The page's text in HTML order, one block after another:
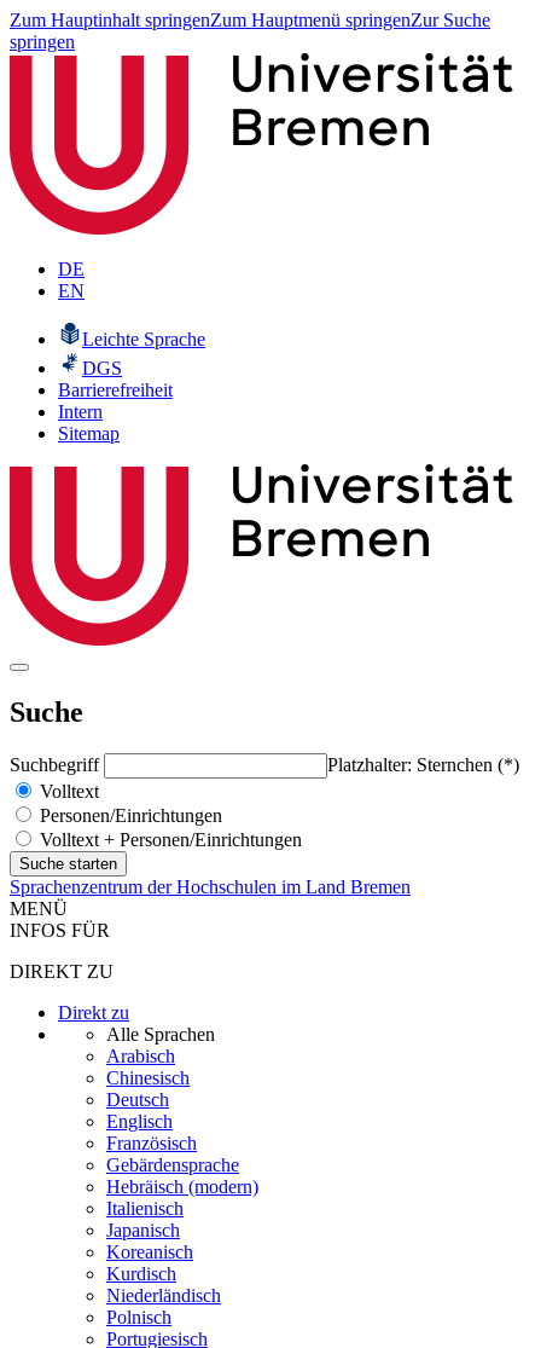
Zum Hauptinhalt springenZum Hauptmenü springenZur Suche
springen
DE
EN
Leichte Sprache
DGS
Barrierefreiheit
Intern
Sitemap
Suche
Suchbegriff
Platzhalter: Sternchen (*)
Volltext
Personen/Einrichtungen
Volltext + Personen/Einrichtungen
Sprachenzentrum der Hochschulen im Land Bremen
MENÜ
INFOS FÜR
DIREKT ZU
Direkt zu
Alle Sprachen
Arabisch
Chinesisch
Deutsch
Englisch
Französisch
Gebärdensprache
Hebräisch (modern)
Italienisch
Japanisch
Koreanisch
Kurdisch
Niederländisch
Polnisch
Portugiesisch